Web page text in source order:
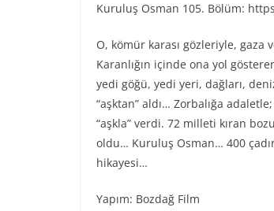
Kuruluş Osman 105. Bölüm:
O, kömür karası gözleriyle, gaza
Karanlığın içinde ona yol
yedi göğü, yedi yeri, dağları,
“aşktan” aldı… Zorbalığa
“aşkla” verdi. 72 milleti kıran
oldu… Kuruluş Osman… 400
hikayesi…
Yapım: Bozdağ Fi̇lm